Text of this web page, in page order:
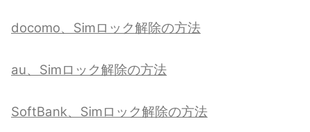
docomo、Simロック解除の方法
au、Simロック解除の方法
SoftBank、Simロック解除の方法